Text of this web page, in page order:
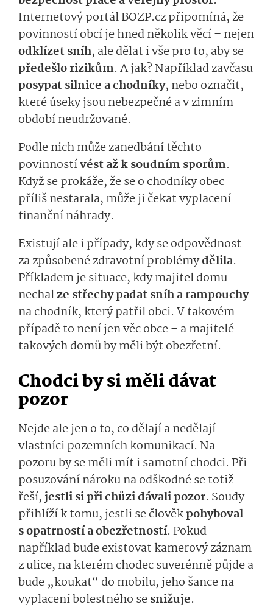
Internetový portál BOZP.cz připomíná, že
povinností obcí je hned několik věcí – nejen
odklízet sníh, ale dělat i vše pro to, aby se
předešlo rizikům. A jak? Například zavčasu
posypat silnice a chodníky, nebo označit,
které úseky jsou nebezpečné a v zimním
období neudržované.
Podle nich může zanedbání těchto
povinnostívést až k soudním sporům.
Když se prokáže, že se o chodníky obec
příliš nestarala, může ji čekat vyplacení
finanční náhrady.
Existují ale i případy, kdy se odpovědnost
za způsobené zdravotní problémydělila.
Příkladem je situace, kdy majitel domu
nechalze střechy padat sníh a rampouchy
na chodník, který patřil obci. V takovém
případě to není jen věc obce – a majitelé
takových domů by měli být obezřetní.
Chodci by si měli dávat
pozor
Nejde ale jen o to, co dělají a nedělají
vlastníci pozemních komunikací. Na
pozoru by se měli mít i samotní chodci. Při
posuzování nároku na odškodné se totiž
řeší,jestli si při chůzi dávali pozor. Soudy
přihlíží k tomu, jestli se člověkpohyboval
s opatrností a obezřetností. Pokud
například bude existovat kamerový záznam
z ulice, na kterém chodec suverénně půjde a
bude „koukat“ do mobilu, jeho šance na
vyplacení bolestného sesnižuje.